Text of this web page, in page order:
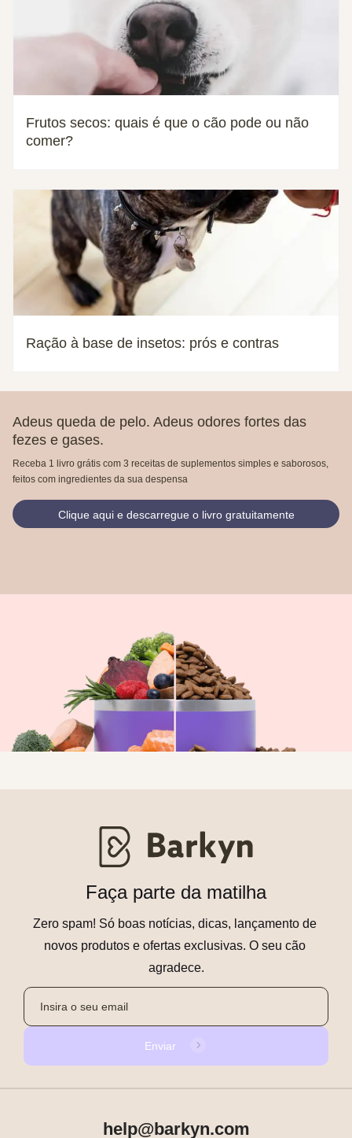
Frutos secos: quais é que o cão pode ou não
comer?
Ração à base de insetos: prós e contras
Adeus queda de pelo. Adeus odores fortes das
fezes e gases.
Receba 1 livro grátis com 3 receitas de suplementos simples e saborosos,
feitos com ingredientes da sua despensa
Clique aqui e descarregue o livro gratuitamente
Faça parte da matilha
Zero spam! Só boas notícias, dicas, lançamento de
novos produtos e ofertas exclusivas. O seu cão
agradece.
Enviar
help@barkyn.com